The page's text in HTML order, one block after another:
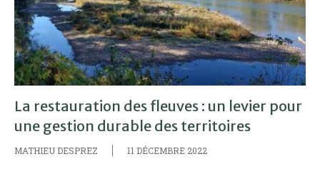
La restauration des fleuves : un levier pour
une gestion durable des territoires
MATHIEU DESPREZ 11 DÉCEMBRE 2022